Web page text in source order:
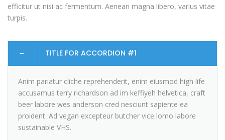
efficitur ut nisi ac fermentum. Aenean magna libero, varius vitae
turpis.
TITLE FOR ACCORDION #1
Anim pariatur cliche reprehenderit, enim eiusmod high life
accusamus terry richardson ad im keffiyeh helvetica, craft
beer labore wes anderson cred nesciunt sapiente ea
proident. Ad vegan excepteur butcher vice lomo labore
sustainable VHS.